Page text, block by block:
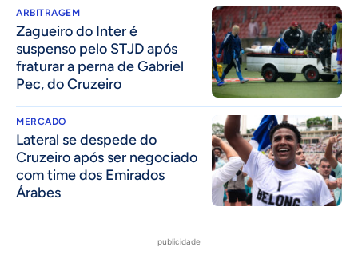
ARBITRAGEM
Zagueiro do Inter é
suspenso pelo STJD após
fraturar a perna de Gabriel
Pec, do Cruzeiro
MERCADO
Lateral se despede do
Cruzeiro após ser negociado
com time dos Emirados
Árabes
publicidade